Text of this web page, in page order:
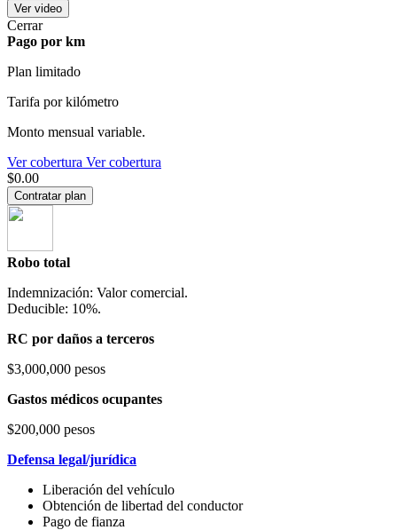
Ver video
Cerrar
Pago por km
Plan limitado
Tarifa por kilómetro
Monto mensual variable.
Ver cobertura Ver cobertura
$0.00
Contratar plan
Robo total
Indemnización: Valor comercial.
Deducible: 10%.
RC por daños a terceros
$3,000,000 pesos
Gastos médicos ocupantes
$200,000 pesos
Defensa legal/jurídica
Liberación del vehículo
Obtención de libertad del conductor
Pago de fianza